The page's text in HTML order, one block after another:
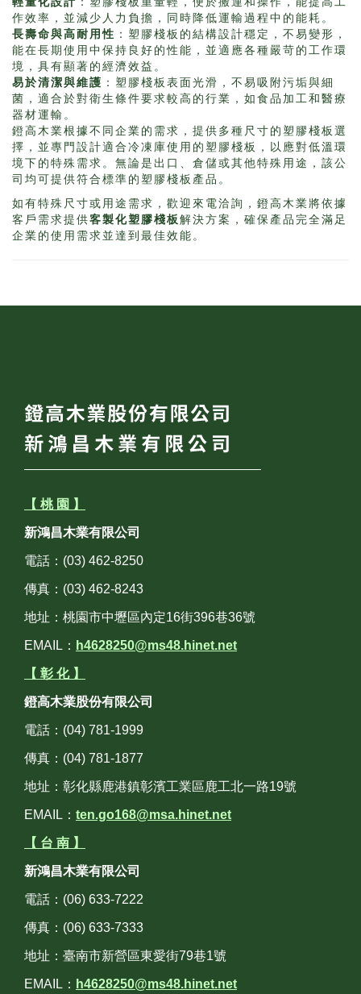
作效率，並減少人力負擔，同時降低運輸過程中的能耗。
長壽命與高耐用性 ：塑膠棧板的結構設計穩定，不易變形，
能在長期使用中保持良好的性能，並適應各種嚴苛的工作環
境，具有顯著的經濟效益。
易於清潔與維護 ：塑膠棧板表面光滑，不易吸附污垢與細
菌，適合於對衛生條件要求較高的行業，如食品加工和醫療
器材運輸。
鐙高木業根據不同企業的需求，提供多種尺寸的塑膠棧板選
擇，並專門設計適合冷凍庫使用的塑膠棧板，以應對低溫環
境下的特殊需求。無論是出口、倉儲或其他特殊用途，該公
司均可提供符合標準的塑膠棧板產品。
如有特殊尺寸或用途需求，歡迎來電洽詢，鐙高木業將依據
客戶需求提供客製化塑膠棧板解決方案，確保產品完全滿足
企業的使用需求並達到最佳效能。
【 桃 園 】
新鴻昌木業有限公司
電話：(03) 462-8250
傳真：(03) 462-8243
地址：桃園市中壢區內定16街396巷36號
EMAIL： h4628250@ms48.hinet.net
【 彰 化 】
鐙高木業股份有限公司
電話：(04) 781-1999
傳真：(04) 781-1877
地址：彰化縣鹿港鎮彰濱工業區鹿工北一路19號
EMAIL： ten.go168@msa.hinet.net
【 台 南 】
新鴻昌木業有限公司
電話：(06) 633-7222
傳真：(06) 633-7333
地址：臺南市新營區東愛街79巷1號
EMAIL： h4628250@ms48.hinet.net